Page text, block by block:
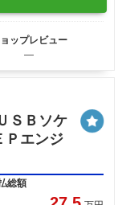
ップレビュー
―
ＳＢソケ
エンジ
総額